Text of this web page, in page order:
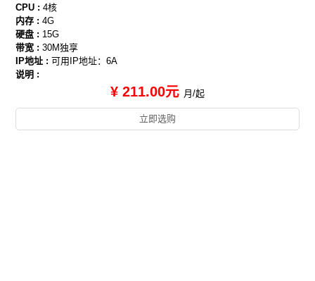
CPU :4核
内存 :4G
硬盘 : 15G
带宽 :30M独享
IP地址 :可用IP地址：6A
说明 :
¥ 211.00元 月/起
立即选购